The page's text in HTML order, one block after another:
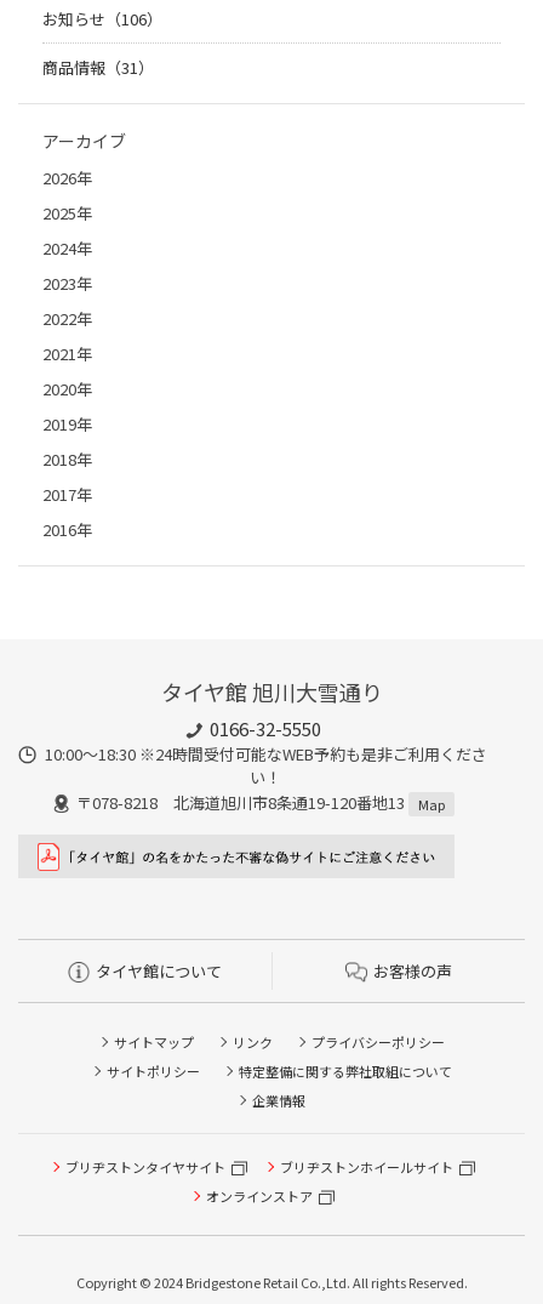
お知らせ（106）
商品情報（31）
アーカイブ
2026年
2025年
2024年
2023年
2022年
2021年
2020年
2019年
2018年
2017年
2016年
タイヤ館 旭川大雪通り
0166-32-5550
10:00～18:30 ※24時間受付可能なWEB予約も是非ご利用くださ
い！
〒078-8218 北海道旭川市8条通19-120番地13
Map
タイヤ館について お客様の声
サイトマップ リンク
プライバシーポリシー
サイトポリシー
特定整備に関する弊社取組について
企業情報
ブリヂストンタイヤサイト
ブリヂストンホイールサイト
オンラインストア
Copyright © 2024 Bridgestone Retail Co.,Ltd. All rights Reserved.
タイヤ点検・安全点検/タイヤ履き替え/オイル交換/その他
ピット作業の予約
本日のタイヤ履き替え順番待ち予約 ※クローク契約会員の